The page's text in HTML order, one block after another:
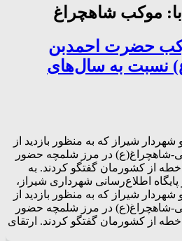
موکب شاهچراغ
حضرت احمدبن
نسبت به سال‌های
شیراز که به منظور بازدید از
در مرز شلمچه حضور
خطه از کشورمان گفتگو کردند‌. به
اطلاع‌رسانی شهرداری شیراز،
شیراز که به منظور بازدید از
در مرز شلمچه حضور
خطه از کشورمان گفتگو کردند‌. ارتقای